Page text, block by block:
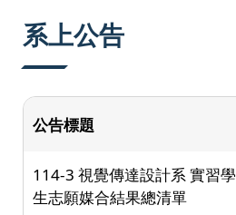
系上公告
公告標題
114-3 視覺傳達設計系 實習學
生志願媒合結果總清單